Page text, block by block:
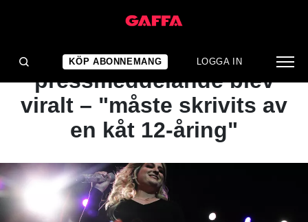
KÖP ABONNEMANG LOGGA IN
NYHET
Stjärnans
pressmeddelande blev
viralt – "måste skrivits av
en kåt 12-åring"